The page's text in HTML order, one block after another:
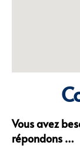
Vous avez
répondons …